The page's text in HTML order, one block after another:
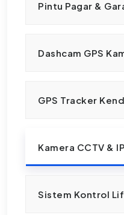
Pintu Pagar &
Dashcam GPS
GPS Tracker
Kamera CCTV &
Sistem Kontrol